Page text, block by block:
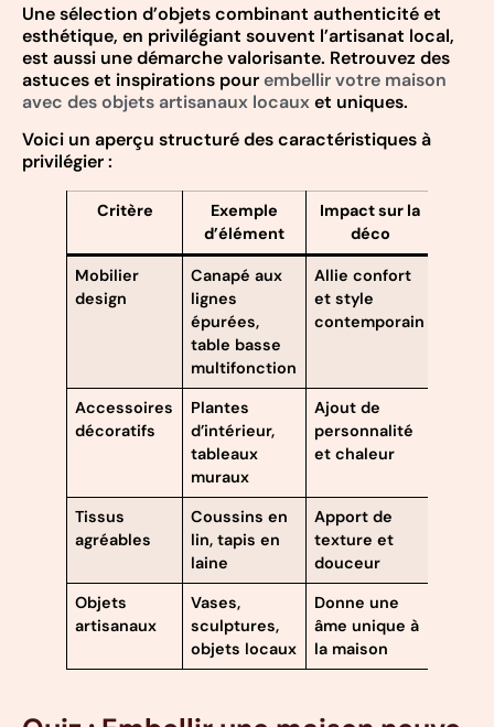
Une sélection d’objets combinant authenticité et
esthétique, en privilégiant souvent l’artisanat local,
est aussi une démarche valorisante. Retrouvez des
astuces et inspirations pourembellir votre maison
avec des objets artisanaux locauxet uniques.
Voici un aperçu structuré des caractéristiques à
privilégier :
Critère
Exemple
d’élément
Impact sur la
déco
Mobilier
design
Canapé aux
lignes
épurées,
table basse
multifonction
Allie confort
et style
contemporain
Accessoires
décoratifs
Plantes
d’intérieur,
tableaux
muraux
Ajout de
personnalité
et chaleur
Tissus
agréables
Coussins en
lin, tapis en
laine
Apport de
texture et
douceur
Objets
artisanaux
Vases,
sculptures,
objets locaux
Donne une
âme unique à
la maison